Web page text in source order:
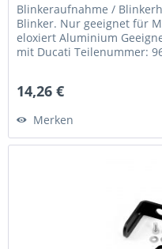
Blinkeraufnahme /
Blinker. Nur geeignet für
eloxiert Aluminium
mit Ducati Teilenummer:
14,26 €
Merken